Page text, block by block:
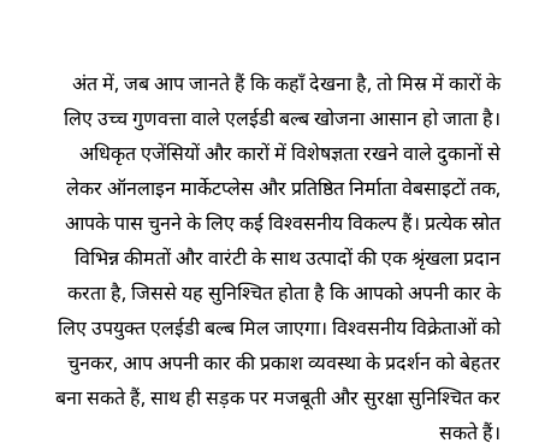
अंत में, जब आप जानते हैं कि कहाँ देखना है, तो मिस्र में कारों के
लिए उच्च गुणवत्ता वाले एलईडी बल्ब खोजना आसान हो जाता है।
अधिकृत एजेंसियों और कारों में विशेषज्ञता रखने वाले दुकानों से
लेकर ऑनलाइन मार्केटप्लेस और प्रतिष्ठित निर्माता वेबसाइटों तक,
आपके पास चुनने के लिए कई विश्वसनीय विकल्प हैं। प्रत्येक स्रोत
विभिन्न कीमतों और वारंटी के साथ उत्पादों की एक श्रृंखला प्रदान
करता है, जिससे यह सुनिश्चित होता है कि आपको अपनी कार के
लिए उपयुक्त एलईडी बल्ब मिल जाएगा। विश्वसनीय विक्रेताओं को
चुनकर, आप अपनी कार की प्रकाश व्यवस्था के प्रदर्शन को बेहतर
बना सकते हैं, साथ ही सड़क पर मजबूती और सुरक्षा सुनिश्चित कर
सकते हैं।